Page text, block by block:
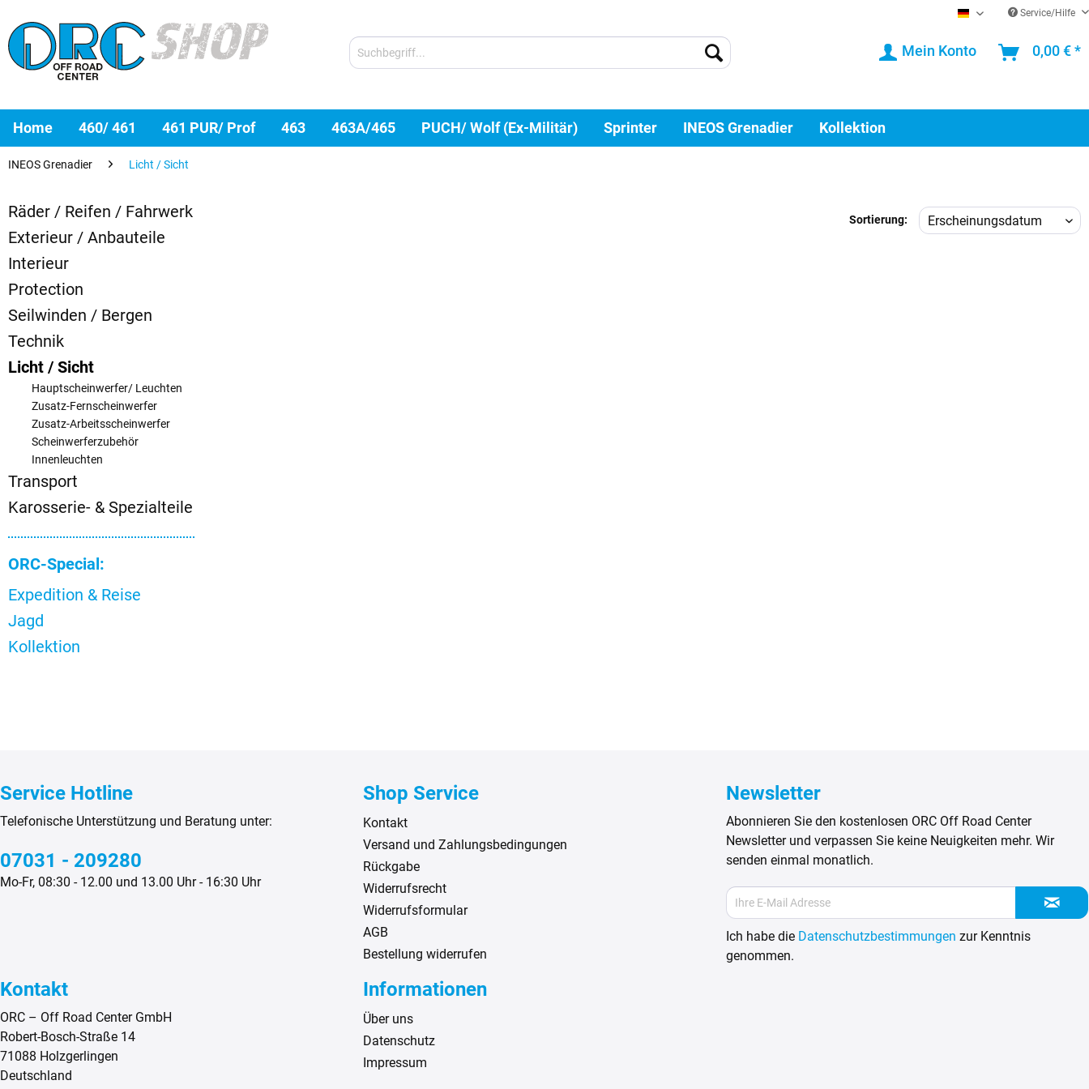
DE Service/Hilfe
Mein Konto 0,00 € *
Home 460/ 461 461 PUR/ Prof 463 463A/465 PUCH/ Wolf (Ex-Militär) Sprinter INEOS Grenadier Kollektion
INEOS Grenadier Licht / Sicht
Räder / Reifen / Fahrwerk
Exterieur / Anbauteile
Interieur
Protection
Seilwinden / Bergen
Technik
Licht / Sicht
Hauptscheinwerfer/ Leuchten
Zusatz-Fernscheinwerfer
Zusatz-Arbeitsscheinwerfer
Scheinwerferzubehör
Innenleuchten
Transport
Karosserie- & Spezialteile
ORC-Special:
Expedition & Reise
Jagd
Kollektion
Sortierung:
Service Hotline
Telefonische Unterstützung und Beratung unter:
07031 - 209280
Mo-Fr, 08:30 - 12.00 und 13.00 Uhr - 16:30 Uhr
Shop Service
Kontakt
Versand und Zahlungsbedingungen
Rückgabe
Widerrufsrecht
Widerrufsformular
AGB
Bestellung widerrufen
Newsletter
Abonnieren Sie den kostenlosen ORC Off Road Center
Newsletter und verpassen Sie keine Neuigkeiten mehr. Wir
senden einmal monatlich.
Ich habe die Datenschutzbestimmungen zur Kenntnis
genommen.
Kontakt
ORC – Off Road Center GmbH
Robert-Bosch-Straße 14
71088 Holzgerlingen
Deutschland
Informationen
Über uns
Datenschutz
Impressum